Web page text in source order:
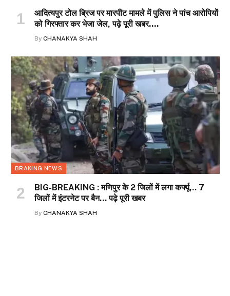
आदित्यपुर टोल ब्रिज पर मारपीट मामले में पुलिस ने पांच आरोपियों
को गिरफ्तार कर भेजा जेल, पढ़े पूरी खबर….
By CHANAKYA SHAH
BRAKING NEWS
BIG-BREAKING : मणिपुर के 2 जिलों में लगा कर्फ्यू… 7
जिलों में इंटरनेट पर बैन… पढ़े पूरी खबर
By CHANAKYA SHAH